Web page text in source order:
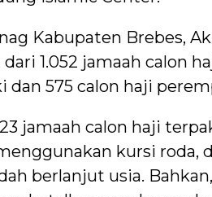
Kabupaten Brebes,
1.052 jamaah calon
dan 575 calon haji
jamaah calon haji
kursi roda,
berlanjut usia. Bahkan,